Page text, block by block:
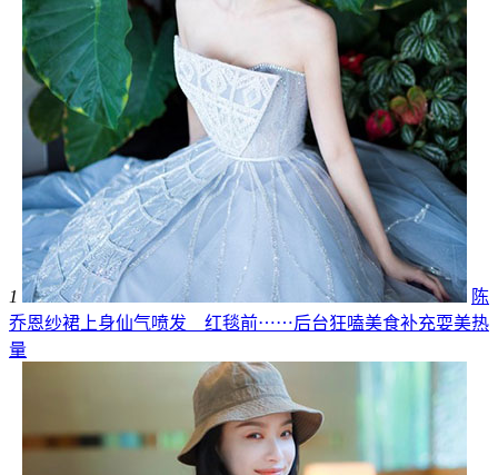
1
陈
乔恩纱裙上身仙气喷发 红毯前⋯⋯后台狂嗑美食补充耍美热
量